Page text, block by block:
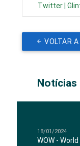
Twitter |
VOLTAR
Notícias
18/01/2024
WOW -